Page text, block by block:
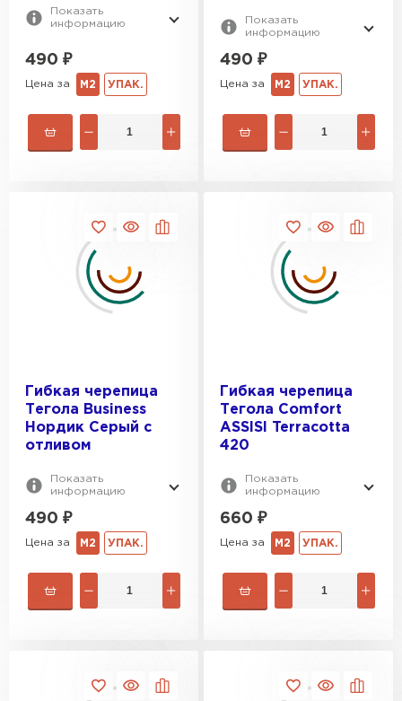
Показать
информацию
490 ₽
Цена за М2 УПАК.
Показать
информацию
490 ₽
Цена за М2 УПАК.
Гибкая черепица
Тегола Business
Нордик Серый с
отливом
Показать
информацию
490 ₽
Цена за М2 УПАК.
Гибкая черепица
Тегола Comfort
ASSISI Terracotta
420
Показать
информацию
660 ₽
Цена за М2 УПАК.
ПЕРЕЙТИ